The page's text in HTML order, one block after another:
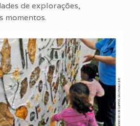
de explorações,
momentos.